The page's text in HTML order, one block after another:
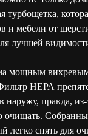
турбощетка,
и мебели от
лучшей
мощным
НЕРА
наружу, правда,
легко снять для